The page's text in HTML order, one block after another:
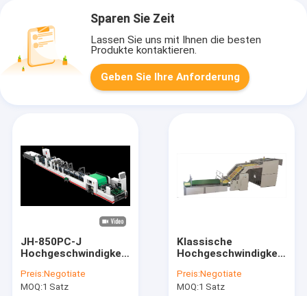
Sparen Sie Zeit
Lassen Sie uns mit Ihnen die besten
Produkte kontaktieren.
Geben Sie Ihre Anforderung
JH-850PC-J
Hochgeschwindigkeitsmaschine
Verkleinerung von
Folder
Preis:Negotiate
MOQ:1 Satz
Klassische
1650
Preis:Negotiate
MOQ:1 Satz